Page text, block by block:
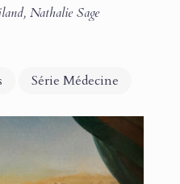
, Nathalie Sage
Série Médecine